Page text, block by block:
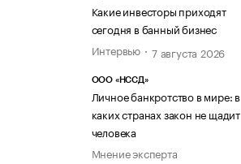
Какие инвесторы приходят
сегодня в банный бизнес
Интервью
7 августа 2026
ООО «НССД»
Личное банкротство в мире: в
каких странах закон не щадит
человека
Мнение эксперта